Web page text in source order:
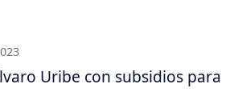
Uribe con subsidios para